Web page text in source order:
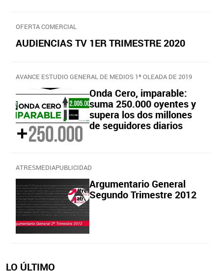
OFERTA COMERCIAL
AUDIENCIAS TV 1ER TRIMESTRE 2020
AVANCE ESTUDIO GENERAL DE MEDIOS 1ª OLEADA DE 2019
Onda Cero, imparable:
suma 250.000 oyentes y
supera los dos millones
de seguidores diarios
ATRESMEDIAPUBLICIDAD
Argumentario General
Segundo Trimestre 2012
LO ÚLTIMO